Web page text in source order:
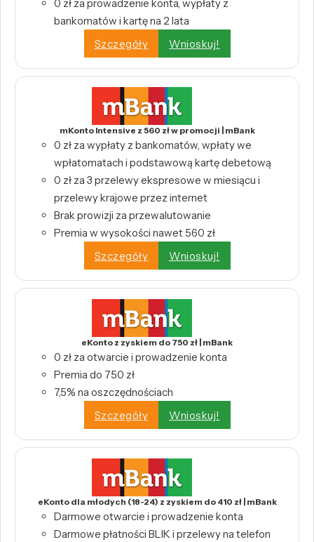
0 zł za prowadzenie konta, wypłaty z
bankomatów i kartę na 2 lata
Szczegóły
Wnioskuj!
mKonto Intensive z 560 zł w promocji | mBank
0 zł za wypłaty z bankomatów, wpłaty we
wpłatomatach i podstawową kartę debetową
0 zł za 3 przelewy ekspresowe w miesiącu i
przelewy krajowe przez internet
Brak prowizji za przewalutowanie
Premia w wysokości nawet 560 zł
Szczegóły
Wnioskuj!
eKonto z zyskiem do 750 zł | mBank
0 zł za otwarcie i prowadzenie konta
Premia do 750 zł
7,5% na oszczędnościach
Szczegóły
Wnioskuj!
eKonto dla młodych (18-24) z zyskiem do 410 zł | mBank
Darmowe otwarcie i prowadzenie konta
Darmowe płatności BLIK i przelewy na telefon